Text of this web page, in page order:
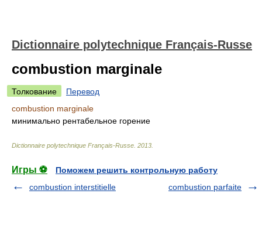
Dictionnaire polytechnique Français-Russe
combustion marginale
Толкование
Перевод
combustion marginale
минимально рентабельное горение
Dictionnaire polytechnique Français-Russe 2013
Игры ⚽
Поможем решить контрольную работу
combustion interstitielle
combustion parfaite